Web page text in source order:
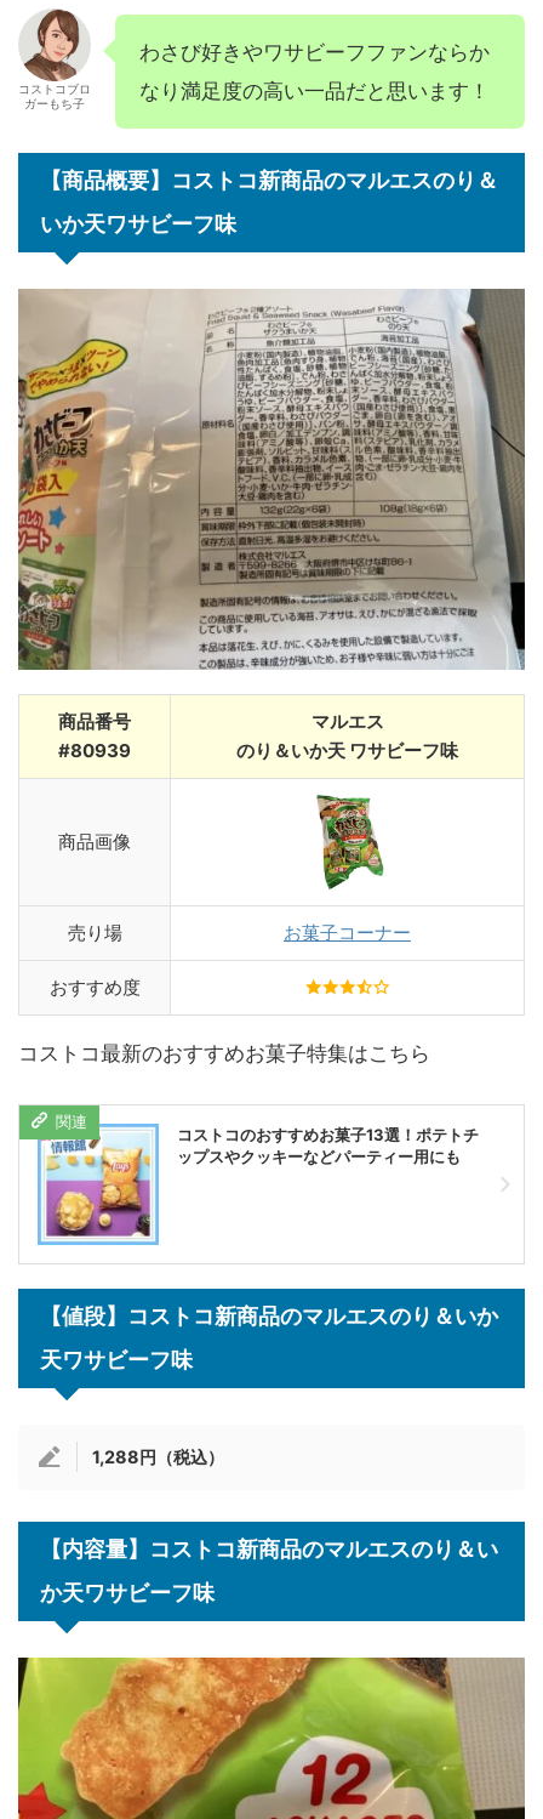
コストコブロ
ガーもち子
わさび好きやワサビーフファンならか
なり満足度の高い一品だと思います！
【商品概要】コストコ新商品のマルエスのり＆
いか天ワサビーフ味
商品番号
#80939
マルエス
のり＆いか天 ワサビーフ味
商品画像
売り場 お菓子コーナー
おすすめ度
コストコ最新のおすすめお菓子特集はこちら
コストコのおすすめお菓子13選！ポテトチ
ップスやクッキーなどパーティー用にも
【値段】コストコ新商品のマルエスのり＆いか
天ワサビーフ味
1,288円（税込）
【内容量】コストコ新商品のマルエスのり＆い
か天ワサビーフ味